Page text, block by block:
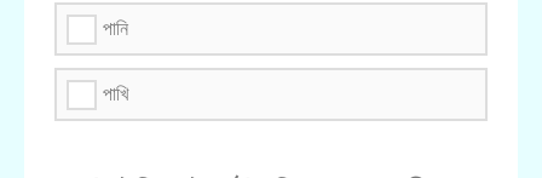
পানি
পাখি